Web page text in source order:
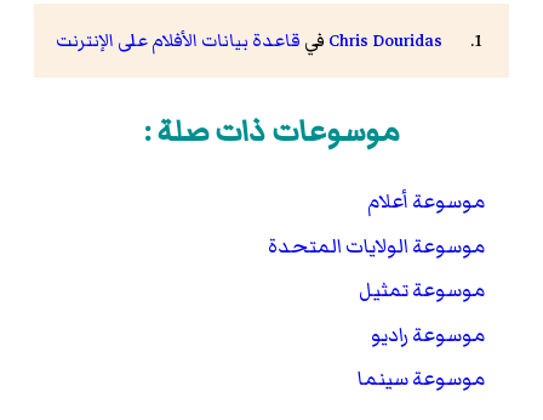
Chris Douridas في قاعدة بيانات الأفلام على الإنترنت
موسوعات ذات صلة :
موسوعة أعلام
موسوعة الولايات المتحدة
موسوعة تمثيل
موسوعة راديو
موسوعة سينما